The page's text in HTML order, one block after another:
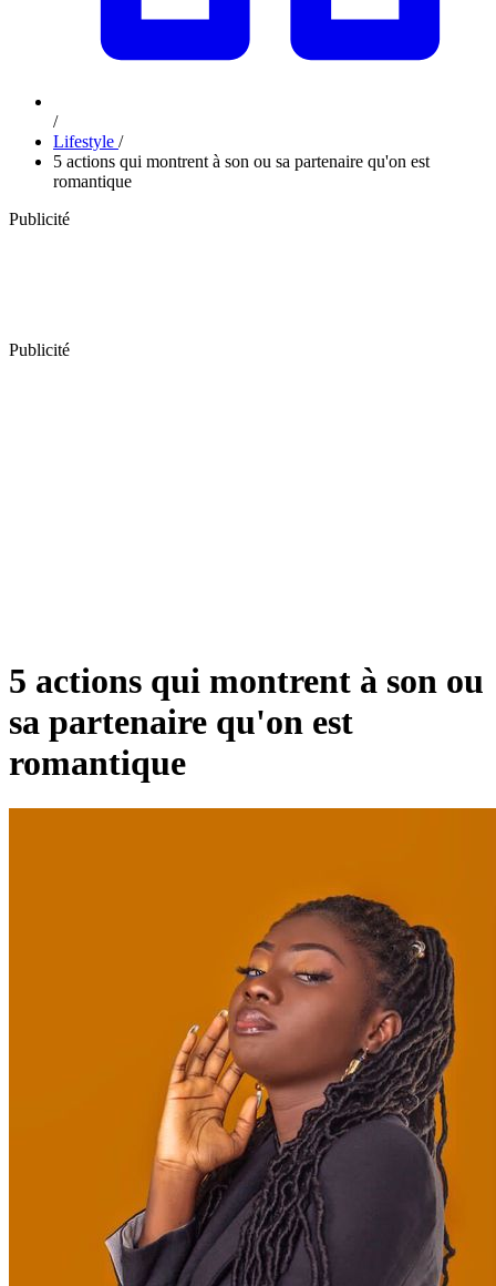
/
Lifestyle /
5 actions qui montrent à son ou sa partenaire qu'on est
romantique
Publicité
Publicité
5 actions qui montrent à son ou
sa partenaire qu'on est
romantique